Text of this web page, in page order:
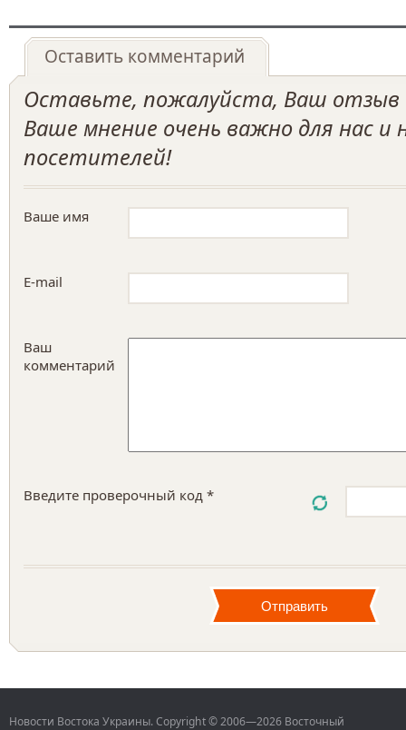
Оставить комментарий
Оставьте, пожалуйста, Ваш отзыв
Ваше мнение очень важно для нас и
посетителей!
Ваше имя
E-mail
Ваш
комментарий
Введите проверочный код *
Новости Востока Украины. Copyright © 2006—2026 Восточный